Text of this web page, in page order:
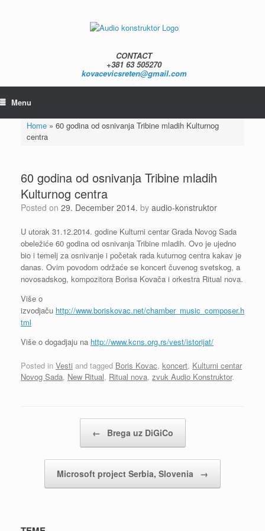
CONTACT
+381 63 505270
kovacevicsreten@gmail.com
Menu
Home» 60 godina od osnivanja Tribine mladih Kulturnog
centra
60 godina od osnivanja Tribine mladih
Kulturnog centra
Posted on 29. December 2014. by audio-konstruktor
U utorak 31.12.2014. godine Kulturni centar Grada Novog Sada
obeležiće 60 godina od osnivanja Tribine mladih. Ovo je ujedno
bio i temelj za osnivanje i početak rada kuturnog centra kakav je
danas. Ovim povodom održaće se koncert čuvenog svetskog, a
novosadskog, kompozitora Borisa Kovača i orkestra Ritual nova.
Više o
izvodjaču http://www.boriskovac.net/chamber_music_composer.h
tml
Više o dogadjaju na http://www.kcns.org.rs/vest/istorijat/
Posted in Vesti and tagged Boris Kovac, koncert, Kulturni centar
Novog Sada, New Ritual, Ritual nova, zvuk Audio Konstruktor.
← Brega uz DiGiCo
Microsoft project Serbia, Slovenia →